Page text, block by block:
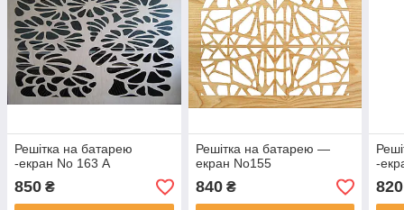
Решітка на батарею
-екран No 163 А
850 ₴
Решітка на батарею —
екран No155
840₴
-
820